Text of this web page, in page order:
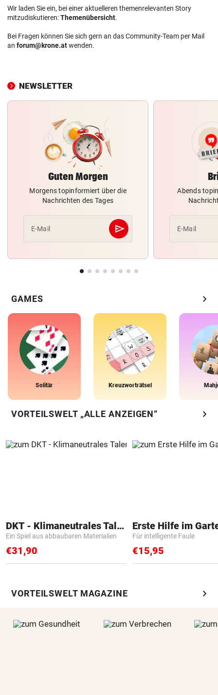
Wir laden Sie ein, bei einer aktuelleren themenrelevanten Story
mitzudiskutieren:Themenübersicht.
Bei Fragen können Sie sich gern an das Community-Team per Mail
an forum@krone.atwenden.
NEWSLETTER
Guten Morgen
Morgens topinformiert über die
Nachrichten des Tages
E-Mail send
Abschicken
Abends
E-Mail
GAMES chevron_right
Solitär Kreuzworträtsel
VORTEILSWELT „ALLE ANZEIGEN“ chevron_right
DKT - Klimaneutrales Talent
Ein Spiel aus abbaubaren Materialien
€31,90
Erste Hilfe im
Für intelligente Faule
€15,95
VORTEILSWELT MAGAZINE chevron_right